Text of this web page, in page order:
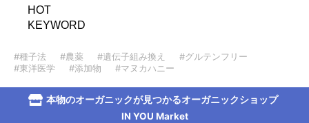
HOT
KEYWORD
#種子法 #農薬 #遺伝子組み換え
#グルテンフリー
#東洋医学
#添加物 #マヌカハニー
本物のオーガニックが見つかるオーガニックショップ
IN YOU Market